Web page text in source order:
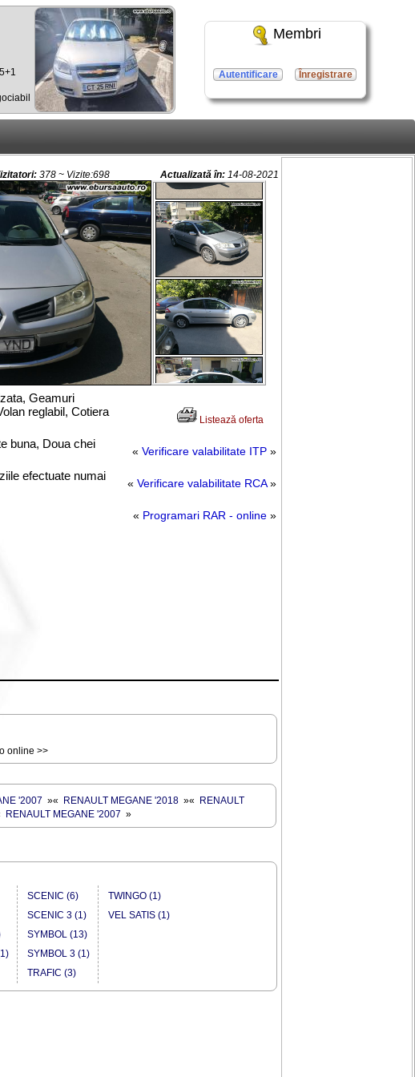
Membri
Autentificare Înregistrare
378 ~ Vizite:698 Actualizată în: 14-08-2021
Geamuri
reglabil, Cotiera
buna, Doua chei
efectuate numai
Listează oferta
« Verificare valabilitate ITP »
« Verificare valabilitate RCA»
« Programari RAR - online »
online >>
'2007 »« RENAULT MEGANE '2018 »« RENAULT
RENAULT MEGANE '2007 »
SCENIC (6)
SCENIC 3 (1)
SYMBOL (13)
SYMBOL 3 (1)
TRAFIC (3)
TWINGO (1)
VEL SATIS (1)